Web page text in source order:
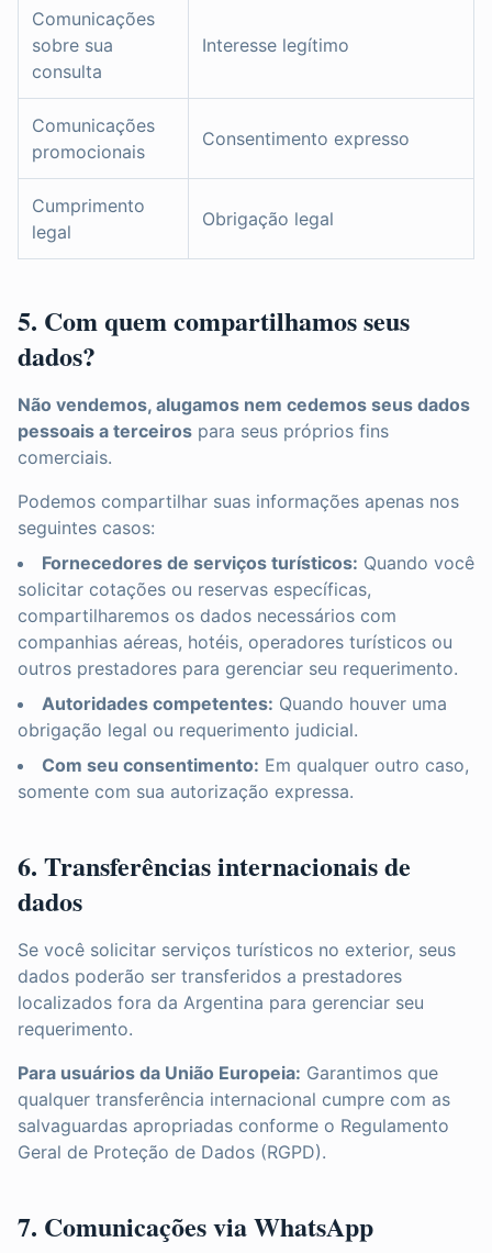
Comunicações
sobre sua
consulta
Interesse legítimo
Comunicações
promocionais
Consentimento expresso
Cumprimento
legal
Obrigação legal
5. Com quem compartilhamos seus
dados?
Não vendemos, alugamos nem cedemos seus dados
pessoais a terceiros para seus próprios fins
comerciais.
Podemos compartilhar suas informações apenas nos
seguintes casos:
Fornecedores de serviços turísticos: Quando você
solicitar cotações ou reservas específicas,
compartilharemos os dados necessários com
companhias aéreas, hotéis, operadores turísticos ou
outros prestadores para gerenciar seu requerimento.
Autoridades competentes: Quando houver uma
obrigação legal ou requerimento judicial.
Com seu consentimento: Em qualquer outro caso,
somente com sua autorização expressa.
6. Transferências internacionais de
dados
Se você solicitar serviços turísticos no exterior, seus
dados poderão ser transferidos a prestadores
localizados fora da Argentina para gerenciar seu
requerimento.
Para usuários da União Europeia: Garantimos que
qualquer transferência internacional cumpre com as
salvaguardas apropriadas conforme o Regulamento
Geral de Proteção de Dados (RGPD).
7. Comunicações via WhatsApp